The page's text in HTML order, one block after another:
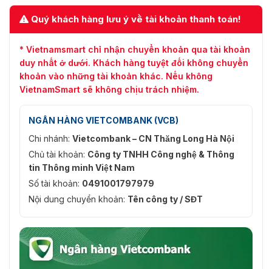
Quý khách hàng lưu ý về tài khoản thanh toán!
* Vietnamsmart chỉ nhận chuyển khoản qua tài khoản
duy nhất ở dưới. Khách hàng tuyệt đối không chuyển
khoản vào những tài khoản khác. Nếu không
VietnamSmart sẽ không chịu trách nhiệm.
NGÂN HÀNG VIETCOMBANK (VCB)
Chi nhánh: Vietcombank – CN Thăng Long Hà Nội
Chủ tài khoản: Công ty TNHH Công nghệ & Thông
tin Thông minh Việt Nam
Số tài khoản: 0491001797979
Nội dung chuyển khoản: Tên công ty / SĐT